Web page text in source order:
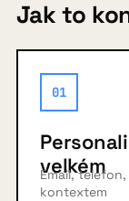
Jak to
01
velkém
Email,
kontextem